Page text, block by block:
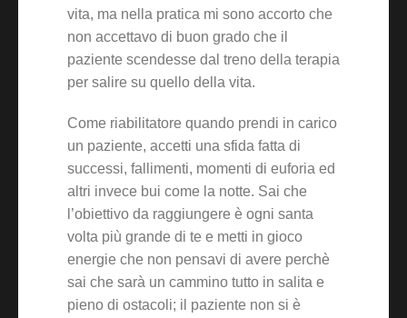
vita, ma nella pratica mi sono accorto che
non accettavo di buon grado che il
paziente scendesse dal treno della terapia
per salire su quello della vita.
Come riabilitatore quando prendi in carico
un paziente, accetti una sfida fatta di
successi, fallimenti, momenti di euforia ed
altri invece bui come la notte. Sai che
l’obiettivo da raggiungere è ogni santa
volta più grande di te e metti in gioco
energie che non pensavi di avere perchè
sai che sarà un cammino tutto in salita e
pieno di ostacoli; il paziente non si è